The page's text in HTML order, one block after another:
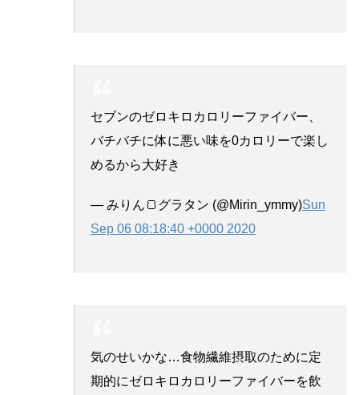
セブンのゼロキロカロリーファイバー、
バチバチに体に悪い味を0カロリーで楽し
めるから大好き
— みりん🍞グラタン (@Mirin_ymmy)Sun
Sep 06 08:18:40 +0000 2020
気のせいかな…食物繊維摂取のために定
期的にゼロキロカロリーファイバーを飲